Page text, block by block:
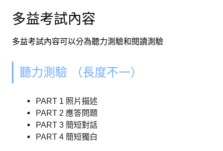
多益考試內容
多益考試內容可以分為聽力測驗和閱讀測驗
聽力測驗 （長度不一）
PART 1 照片描述
PART 2 應答問題
PART 3 簡短對話
PART 4 簡短獨白